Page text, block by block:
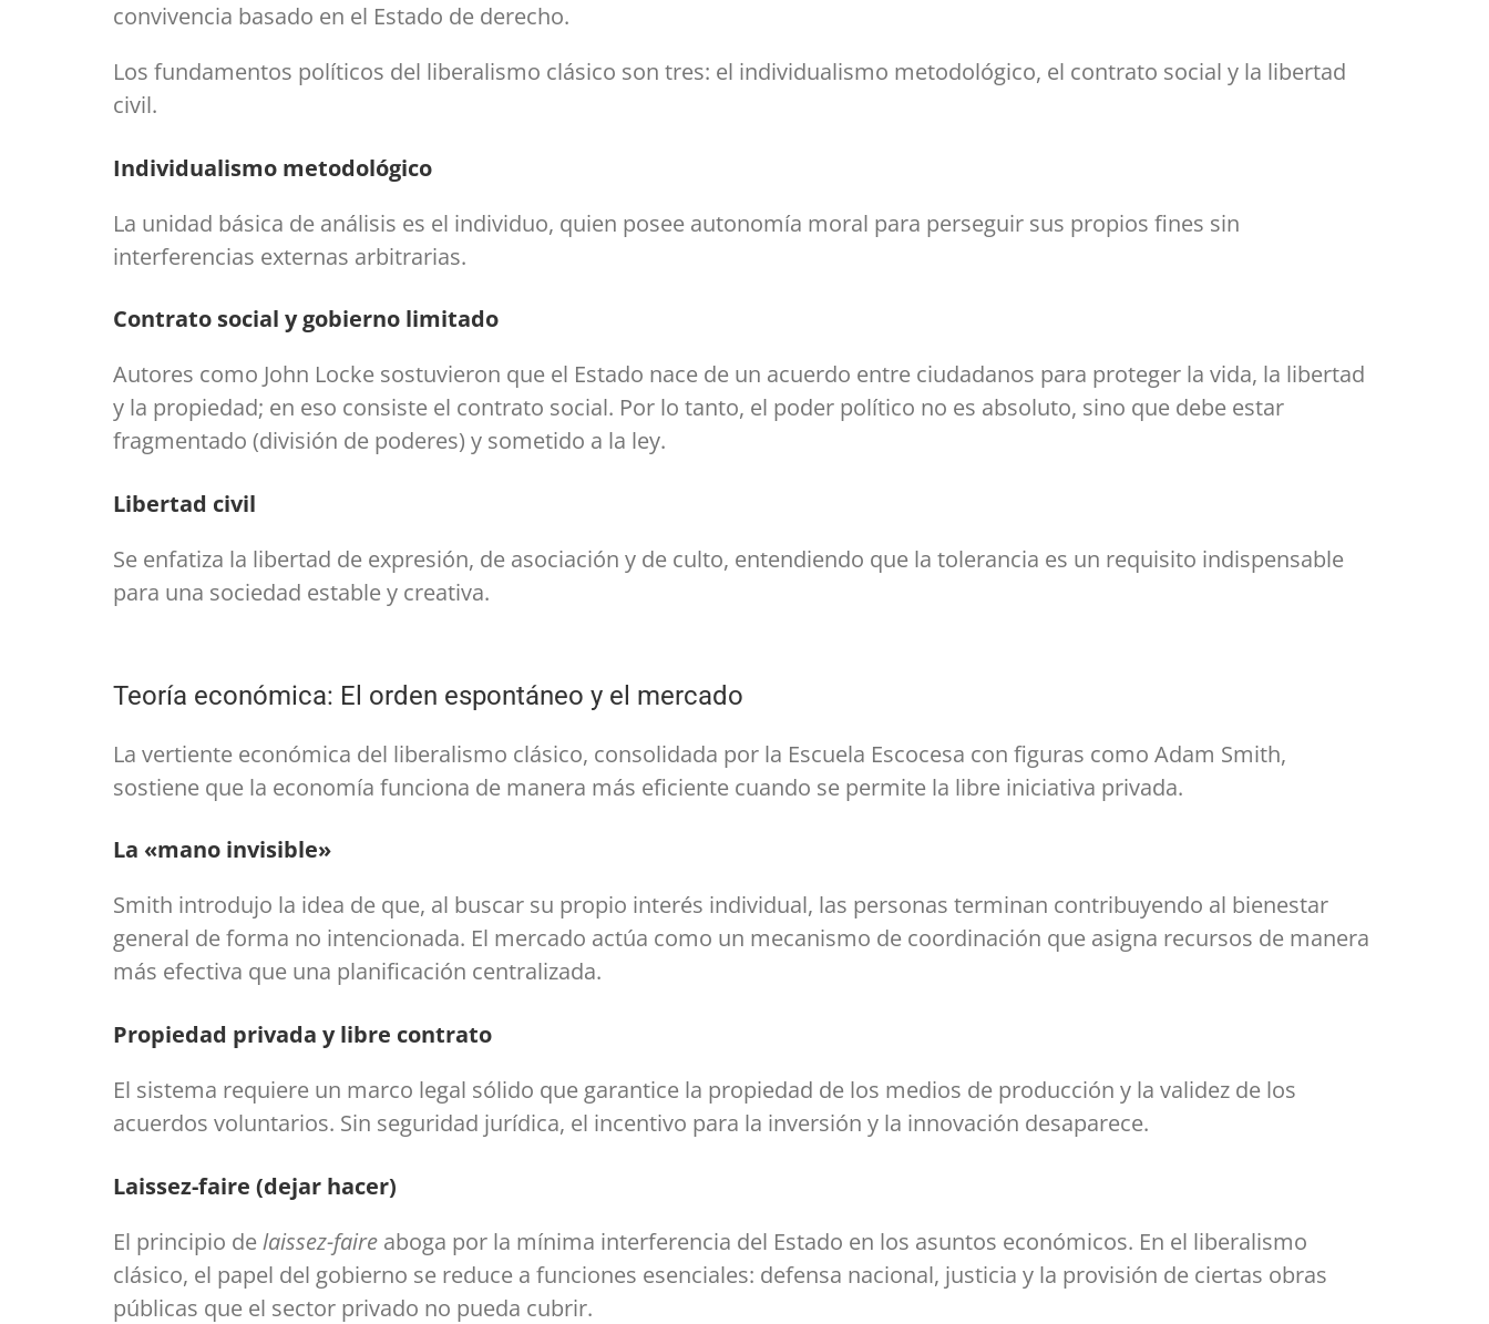
convivencia basado en el Estado de derecho.
Los fundamentos políticos del liberalismo clásico son tres: el individualismo metodológico, el contrato social y la libertad
civil.
Individualismo metodológico
La unidad básica de análisis es el individuo, quien posee autonomía moral para perseguir sus propios fines sin
interferencias externas arbitrarias.
Contrato social y gobierno limitado
Autores como John Locke sostuvieron que el Estado nace de un acuerdo entre ciudadanos para proteger la vida, la libertad
y la propiedad; en eso consiste el contrato social. Por lo tanto, el poder político no es absoluto, sino que debe estar
fragmentado (división de poderes) y sometido a la ley.
Libertad civil
Se enfatiza la libertad de expresión, de asociación y de culto, entendiendo que la tolerancia es un requisito indispensable
para una sociedad estable y creativa.
Teoría económica: El orden espontáneo y el mercado
La vertiente económica del liberalismo clásico, consolidada por la Escuela Escocesa con figuras como Adam Smith,
sostiene que la economía funciona de manera más eficiente cuando se permite la libre iniciativa privada.
La «mano invisible»
Smith introdujo la idea de que, al buscar su propio interés individual, las personas terminan contribuyendo al bienestar
general de forma no intencionada. El mercado actúa como un mecanismo de coordinación que asigna recursos de manera
más efectiva que una planificación centralizada.
Propiedad privada y libre contrato
El sistema requiere un marco legal sólido que garantice la propiedad de los medios de producción y la validez de los
acuerdos voluntarios. Sin seguridad jurídica, el incentivo para la inversión y la innovación desaparece.
Laissez-faire (dejar hacer)
El principio delaissez-faireaboga por la mínima interferencia del Estado en los asuntos económicos. En el liberalismo
clásico, el papel del gobierno se reduce a funciones esenciales: defensa nacional, justicia y la provisión de ciertas obras
públicas que el sector privado no pueda cubrir.